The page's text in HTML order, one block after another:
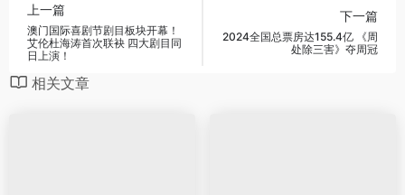
上一篇
澳门国际喜剧节剧目板块开幕！
艾伦杜海涛首次联袂 四大剧目同
日上演！
下一篇
2024全国总票房达155.4亿 《周
处除三害》夺周冠
相关文章